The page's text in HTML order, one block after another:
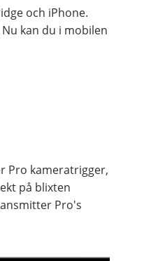
och iPhone.
kan du i mobilen
Pro kameratrigger,
på blixten
Pro's